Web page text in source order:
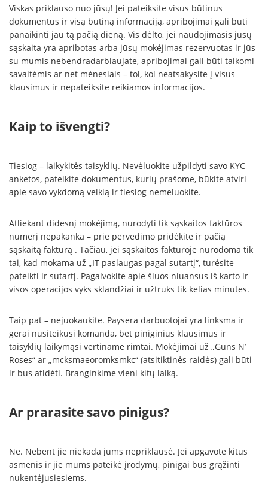
Viskas priklauso nuo jūsų! Jei pateiksite visus būtinus
dokumentus ir visą būtiną informaciją, apribojimai gali būti
panaikinti jau tą pačią dieną. Vis dėlto, jei naudojimasis jūsų
sąskaita yra apribotas arba jūsų mokėjimas rezervuotas ir jūs
su mumis nebendradarbiaujate, apribojimai gali būti taikomi
savaitėmis ar net mėnesiais – tol, kol neatsakysite į visus
klausimus ir nepateiksite reikiamos informacijos.
Kaip to išvengti?
Tiesiog – laikykitės taisyklių. Nevėluokite užpildyti savo KYC
anketos, pateikite dokumentus, kurių prašome, būkite atviri
apie savo vykdomą veiklą ir tiesiog nemeluokite.
Atliekant didesnį mokėjimą, nurodyti tik sąskaitos faktūros
numerį nepakanka – prie pervedimo pridėkite ir pačią
sąskaitą faktūrą . Tačiau, jei sąskaitos faktūroje nurodoma tik
tai, kad mokama už „IT paslaugas pagal sutartį“, turėsite
pateikti ir sutartį. Pagalvokite apie šiuos niuansus iš karto ir
visos operacijos vyks sklandžiai ir užtruks tik kelias minutes.
Taip pat – nejuokaukite. Paysera darbuotojai yra linksma ir
gerai nusiteikusi komanda, bet piniginius klausimus ir
taisyklių laikymąsi vertiname rimtai. Mokėjimai už „Guns N’
Roses“ ar „mcksmaeoromksmkc“ (atsitiktinės raidės) gali būti
ir bus atidėti. Branginkime vieni kitų laiką.
Ar prarasite savo pinigus?
Ne. Nebent jie niekada jums nepriklausė. Jei apgavote kitus
asmenis ir jie mums pateikė įrodymų, pinigai bus grąžinti
nukentėjusiesiems.